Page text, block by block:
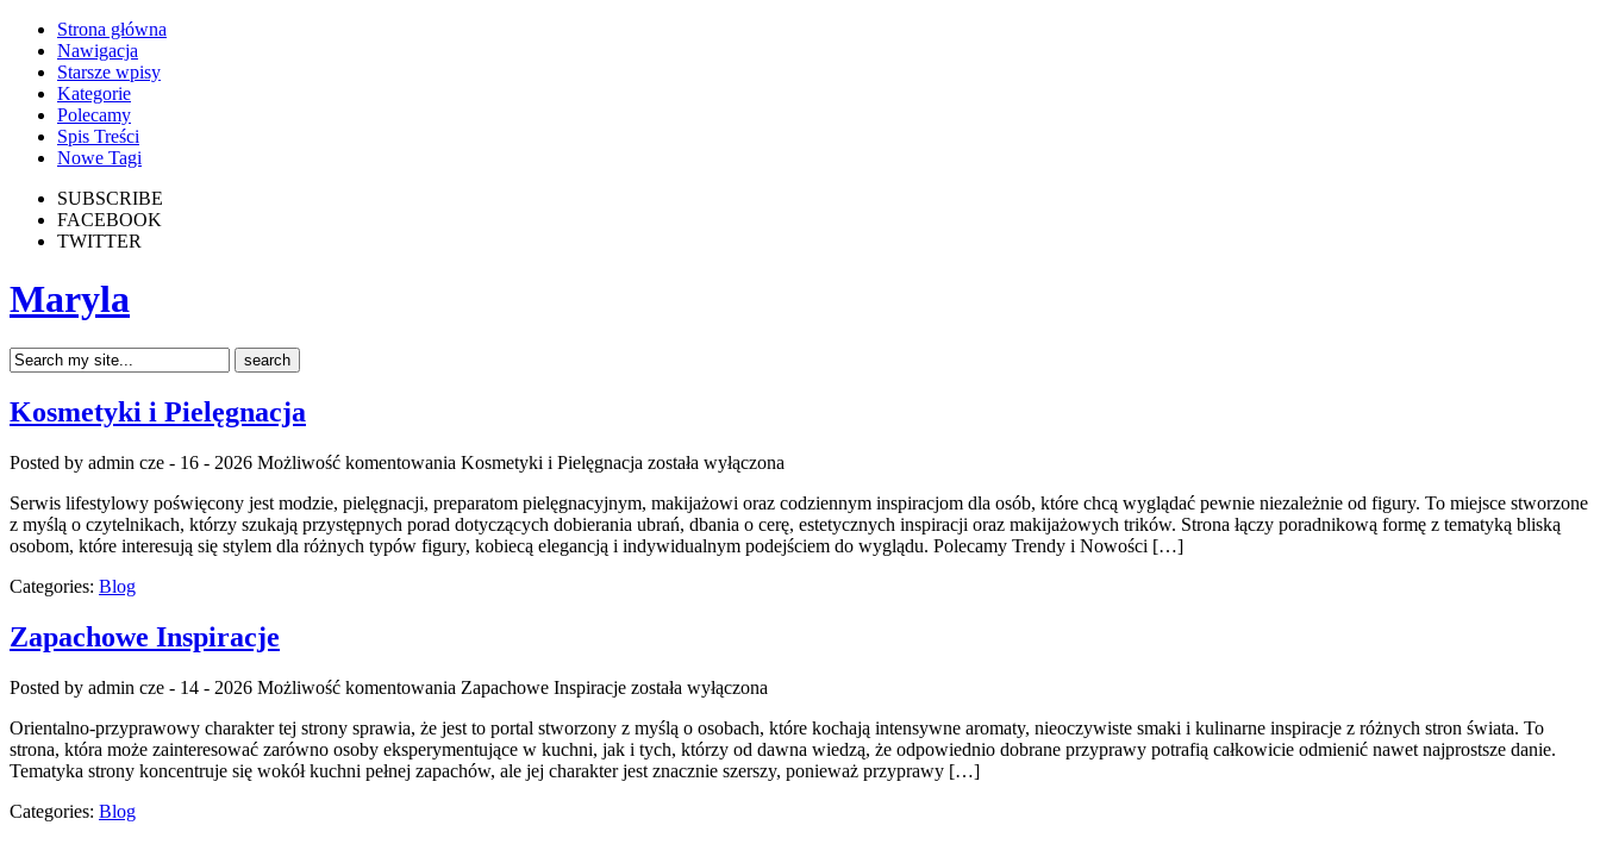
Strona główna
Nawigacja
Starsze wpisy
Kategorie
Polecamy
Spis Treści
Nowe Tagi
SUBSCRIBE
FACEBOOK
TWITTER
Maryla
Kosmetyki i Pielęgnacja
Posted by admin cze - 16 - 2026 Możliwość komentowania Kosmetyki i Pielęgnacja została wyłączona
Serwis lifestylowy poświęcony jest modzie, pielęgnacji, preparatom pielęgnacyjnym, makijażowi oraz codziennym inspiracjom dla osób, które chcą wyglądać pewnie niezależnie od figury. To miejsce stworzone
z myślą o czytelnikach, którzy szukają przystępnych porad dotyczących dobierania ubrań, dbania o cerę, estetycznych inspiracji oraz makijażowych trików. Strona łączy poradnikową formę z tematyką bliską
osobom, które interesują się stylem dla różnych typów figury, kobiecą elegancją i indywidualnym podejściem do wyglądu. Polecamy Trendy i Nowości […]
Categories: Blog
Zapachowe Inspiracje
Posted by admin cze - 14 - 2026 Możliwość komentowania Zapachowe Inspiracje została wyłączona
Orientalno-przyprawowy charakter tej strony sprawia, że jest to portal stworzony z myślą o osobach, które kochają intensywne aromaty, nieoczywiste smaki i kulinarne inspiracje z różnych stron świata. To
strona, która może zainteresować zarówno osoby eksperymentujące w kuchni, jak i tych, którzy od dawna wiedzą, że odpowiednio dobrane przyprawy potrafią całkowicie odmienić nawet najprostsze danie.
Tematyka strony koncentruje się wokół kuchni pełnej zapachów, ale jej charakter jest znacznie szerszy, ponieważ przyprawy […]
Categories: Blog